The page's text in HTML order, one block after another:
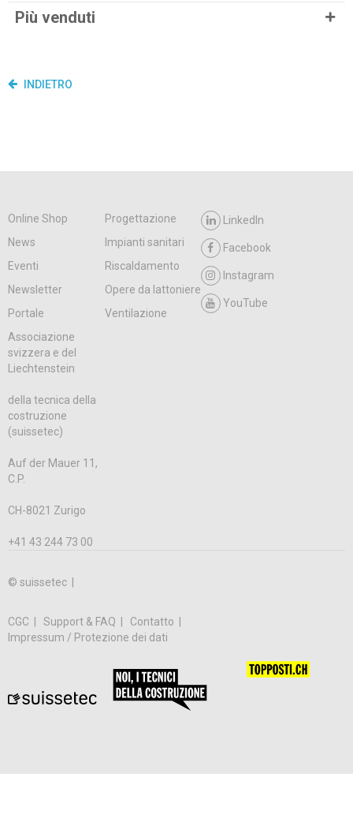
Più venduti
INDIETRO
Online Shop
Progettazione
News
Impianti sanitari
Eventi
Riscaldamento
Newsletter
Opere da lattoniere
Portale
Ventilazione
LinkedIn
Facebook
Instagram
YouTube
Associazione
svizzera e del
Liechtenstein
della tecnica della
costruzione
(suissetec)
Auf der Mauer 11,
C.P.
CH-8021 Zurigo
+41 43 244 73 00
© suissetec |
CGC Support & FAQ
Contatto
Impressum / Protezione dei dati